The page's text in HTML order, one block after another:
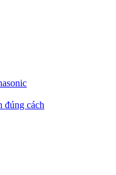
đúng cách